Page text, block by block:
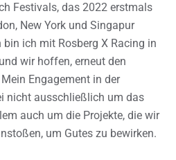
Festivals, das 2022 erstmals
New York und Singapur
ich mit Rosberg X Racing in
wir hoffen, erneut den
Engagement in der
nicht ausschließlich um das
auch um die Projekte, die wir
um Gutes zu bewirken.